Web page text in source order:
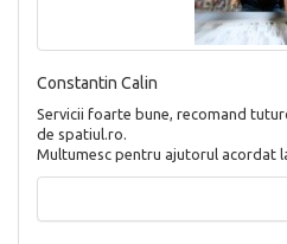
Constantin Calin
Servicii foarte bune, recomand
de spatiul.ro.
Multumesc pentru ajutorul acordat